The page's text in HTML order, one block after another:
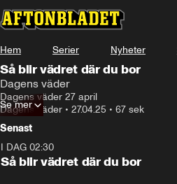
Hem Serier Nyheter
Så blir vädret där du bor
Dagens väder
Dagens väder 27 april
Dagens väder • 27.04.25 • 67 sek
Se mer
Senast
I DAG 02:30
Så blir vädret där du bor